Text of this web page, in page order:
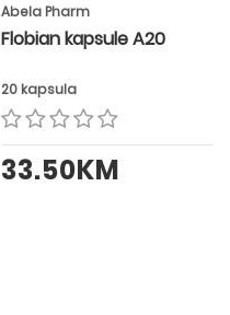
Abela Pharm
Flobian kapsule A20
20 kapsula
33.50KM